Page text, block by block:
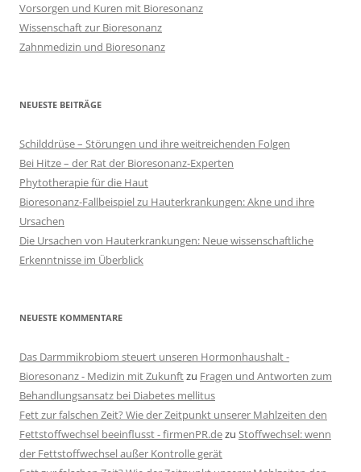
Vorsorgen und Kuren mit Bioresonanz
Wissenschaft zur Bioresonanz
Zahnmedizin und Bioresonanz
NEUESTE BEITRÄGE
Schilddrüse – Störungen und ihre weitreichenden Folgen
Bei Hitze – der Rat der Bioresonanz-Experten
Phytotherapie für die Haut
Bioresonanz-Fallbeispiel zu Hauterkrankungen: Akne und ihre
Ursachen
Die Ursachen von Hauterkrankungen: Neue wissenschaftliche
Erkenntnisse im Überblick
NEUESTE KOMMENTARE
Das Darmmikrobiom steuert unseren Hormonhaushalt -
Bioresonanz - Medizin mit Zukunftzu Fragen und Antworten zum
Behandlungsansatz bei Diabetes mellitus
Fett zur falschen Zeit? Wie der Zeitpunkt unserer Mahlzeiten den
Fettstoffwechsel beeinflusst - firmenPR.dezu Stoffwechsel: wenn
der Fettstoffwechsel außer Kontrolle gerät